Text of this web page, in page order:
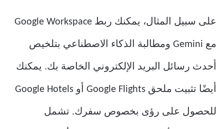
على سبيل المثال، يمكنك ربط Google Workspace
مع Gemini ومطالبة الذكاء الاصطناعي بتلخيص
أحدث رسائل البريد الإلكتروني الخاصة بك. يمكنك
أيضًا تثبيت ملحق Google Flights أو Google Hotels
للحصول على رؤى بخصوص سفرك. تشمل